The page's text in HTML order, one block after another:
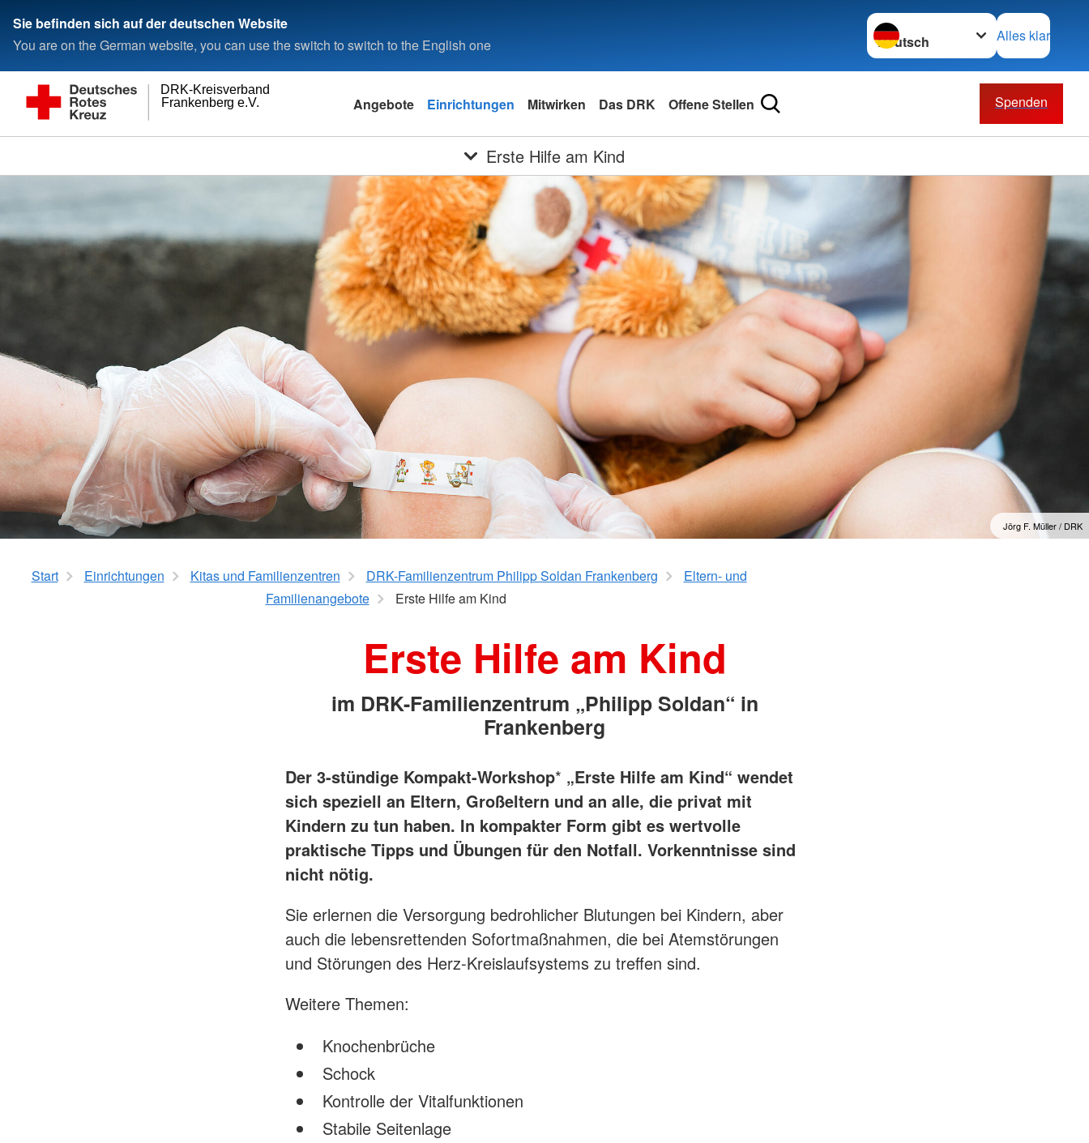
Sie befinden sich auf der deutschen Website
You are on the German website, you can use the switch to switch to the English one
Sprache wechseln zu
Alles klar
Frankenberg e.V.
DRK-Kreisverband
Angebote Einrichtungen Mitwirken Das DRK Offene Stellen Spenden
Erste Hilfe am Kind
Jörg F. Müller / DRK
Start Einrichtungen Kitas und Familienzentren DRK-Familienzentrum Philipp Soldan Frankenberg
Eltern- und
Familienangebote
Erste Hilfe am Kind
Erste Hilfe am Kind
im DRK-Familienzentrum „Philipp Soldan“ in
Frankenberg
Der 3-stündige Kompakt-Workshop* „Erste Hilfe am Kind“ wendet
sich speziell an Eltern, Großeltern und an alle, die privat mit
Kindern zu tun haben. In kompakter Form gibt es wertvolle
praktische Tipps und Übungen für den Notfall. Vorkenntnisse sind
nicht nötig.
Sie erlernen die Versorgung bedrohlicher Blutungen bei Kindern, aber
auch die lebensrettenden Sofortmaßnahmen, die bei Atemstörungen
und Störungen des Herz-Kreislaufsystems zu treffen sind.
Weitere Themen:
Knochenbrüche
Schock
Kontrolle der Vitalfunktionen
Stabile Seitenlage